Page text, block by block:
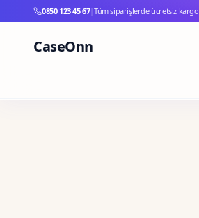
0850 123 45 67|Tüm siparişlerde ücretsiz kargo
CaseOnn